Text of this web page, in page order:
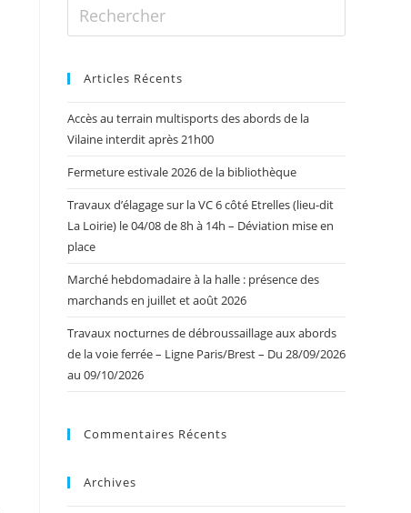
Articles Récents
Accès au terrain multisports des abords de la
Vilaine interdit après 21h00
Fermeture estivale 2026 de la bibliothèque
Travaux d’élagage sur la VC 6 côté Etrelles (lieu-dit
La Loirie) le 04/08 de 8h à 14h – Déviation mise en
place
Marché hebdomadaire à la halle : présence des
marchands en juillet et août 2026
Travaux nocturnes de débroussaillage aux abords
de la voie ferrée – Ligne Paris/Brest – Du 28/09/2026
au 09/10/2026
Commentaires Récents
Archives